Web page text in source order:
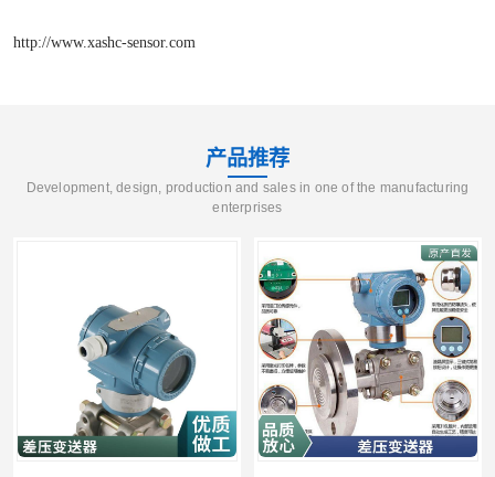
http://www.xashc-sensor.com
产品推荐
Development, design, production and sales in one of the manufacturing
enterprises